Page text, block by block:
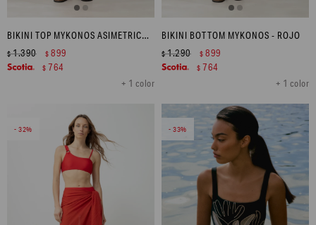
BIKINI TOP MYKONOS ASIMETRICO - ROJO
+ 1 color
$1.390 $ 899
$ 764
BIKINI BOTTOM MYKONOS - ROJO
+ 1 color
$1.290 $ 899
$ 764
32 33